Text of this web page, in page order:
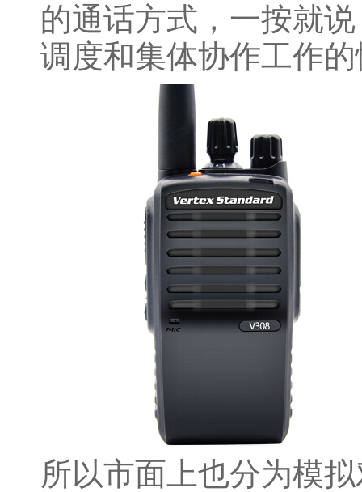
的通话方式，一按就
调度和集体协作工作
所以市面上也分为模